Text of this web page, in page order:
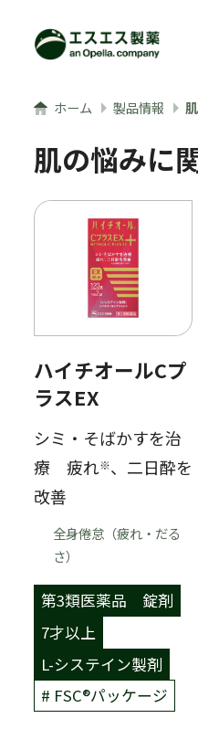
ホーム 製品情報
肌の悩みに
ハイチオールCプ
ラスEX
シミ・そばかすを治
療 疲れ※、二日酔を
改善
全身倦怠（疲れ・だる
さ）
第3類医薬品
錠剤
7才以上
L-システイン製剤
FSC®︎パッケージ